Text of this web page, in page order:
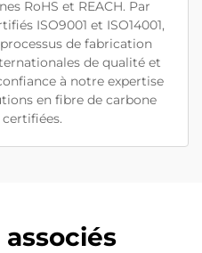
RoHS et REACH. Par
ISO9001 et ISO14001,
de fabrication
de qualité et
à notre expertise
en fibre de carbone